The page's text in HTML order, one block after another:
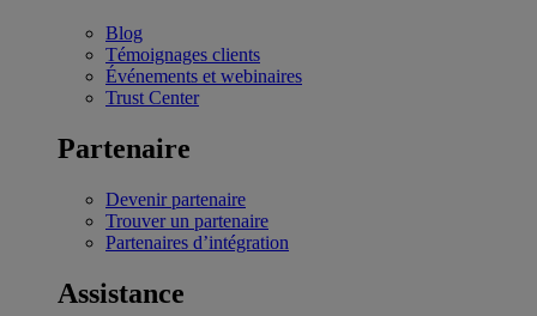
Blog
Témoignages clients
Événements et webinaires
Trust Center
Partenaire
Devenir partenaire
Trouver un partenaire
Partenaires d’intégration
Assistance